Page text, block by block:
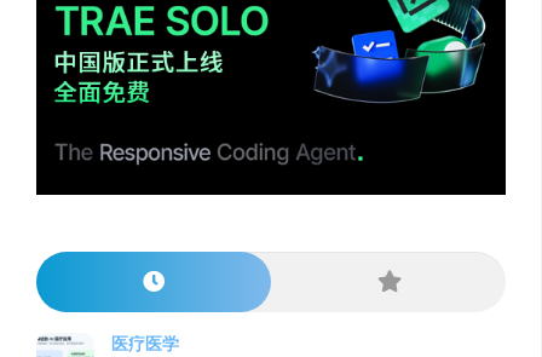
医疗医学